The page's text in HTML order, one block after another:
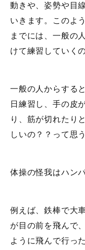
動きや、姿勢や目
いきます。このよ
までには、一般の
けて練習していく
一般の人からする
日練習し、手の皮
り、筋が切れたり
しいの？？って思
体操の怪我はハン
例えば、鉄棒で大
が目の前を飛んで
ように飛んで行っ